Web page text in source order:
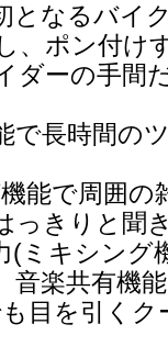
となるバイ
、ポン付け
ダーの手間
で長時間の
能で周囲の
っきりと聞
(ミキシング
音楽共有機
目を引く